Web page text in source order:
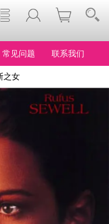
常见问题 联系我们
之女
》